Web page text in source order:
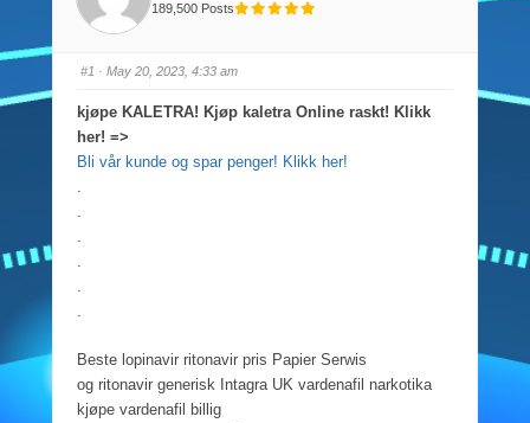
189,500 Posts
#1 · May 20, 2023, 4:33 am
kjøpe KALETRA! Kjøp kaletra Online raskt! Klikk
her! =>
Bli vår kunde og spar penger! Klikk her!
Beste lopinavir ritonavir pris Papier Serwis
og ritonavir generisk Intagra UK vardenafil narkotika
kjøpe vardenafil billig